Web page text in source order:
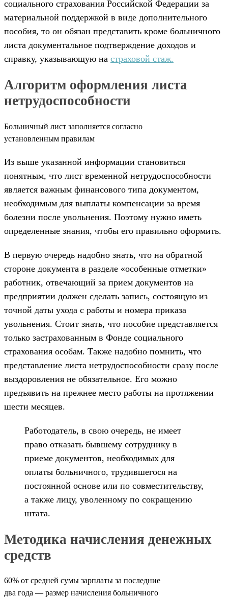
социального страхования Российской Федерации за
материальной поддержкой в виде дополнительного
пособия, то он обязан представить кроме больничного
листа документальное подтверждение доходов и
справку, указывающую на страховой стаж.
Алгоритм оформления листа
нетрудоспособности
Больничный лист заполняется согласно
установленным правилам
Из выше указанной информации становиться
понятным, что лист временной нетрудоспособности
является важным финансового типа документом,
необходимым для выплаты компенсации за время
болезни после увольнения. Поэтому нужно иметь
определенные знания, чтобы его правильно оформить.
В первую очередь надобно знать, что на обратной
стороне документа в разделе «особенные отметки»
работник, отвечающий за прием документов на
предприятии должен сделать запись, состоящую из
точной даты ухода с работы и номера приказа
увольнения. Стоит знать, что пособие представляется
только застрахованным в Фонде социального
страхования особам. Также надобно помнить, что
представление листа нетрудоспособности сразу после
выздоровления не обязательное. Его можно
предъявить на прежнее место работы на протяжении
шести месяцев.
Работодатель, в свою очередь, не имеет
право отказать бывшему сотруднику в
приеме документов, необходимых для
оплаты больничного, трудившегося на
постоянной основе или по совместительству,
а также лицу, уволенному по сокращению
штата.
Методика начисления денежных
средств
60% от средней сумы зарплаты за последние
два года — размер начисления больничного